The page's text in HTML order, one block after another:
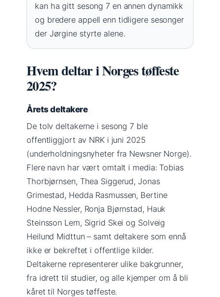
kan ha gitt sesong 7 en annen dynamikk
og bredere appell enn tidligere sesonger
der Jørgine styrte alene.
Hvem deltar i Norges tøffeste
2025?
Årets deltakere
De tolv deltakerne i sesong 7 ble
offentliggjort av NRK i juni 2025
(underholdningsnyheter fra Newsner Norge).
Flere navn har vært omtalt i media: Tobias
Thorbjørnsen, Thea Siggerud, Jonas
Grimestad, Hedda Rasmussen, Bertine
Hodne Nessler, Ronja Bjørnstad, Hauk
Steinsson Lem, Sigrid Skei og Solveig
Heilund Midttun – samt deltakere som ennå
ikke er bekreftet i offentlige kilder.
Deltakerne representerer ulike bakgrunner,
fra idrett til studier, og alle kjemper om å bli
kåret til Norges tøffeste.